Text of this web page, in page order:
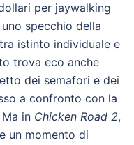
per jaywalking
specchio della
istinto individuale e
trova eco anche
dei semafori e dei
a confronto con la
in Chicken Road 2,
un momento di